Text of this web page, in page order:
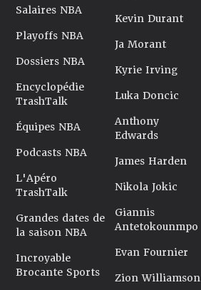
Salaires NBA
Playoffs NBA
Dossiers NBA
Encyclopédie
TrashTalk
Équipes NBA
Podcasts NBA
L'Apéro
TrashTalk
Grandes dates de
la saison NBA
Incroyable
Brocante Sports
Kevin Durant
Ja Morant
Kyrie Irving
Luka Doncic
Anthony
Edwards
James Harden
Nikola Jokic
Giannis
Antetokounmpo
Evan Fournier
Zion Williamson